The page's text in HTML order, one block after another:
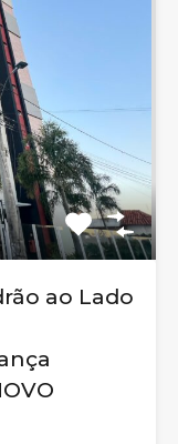
ao Lado